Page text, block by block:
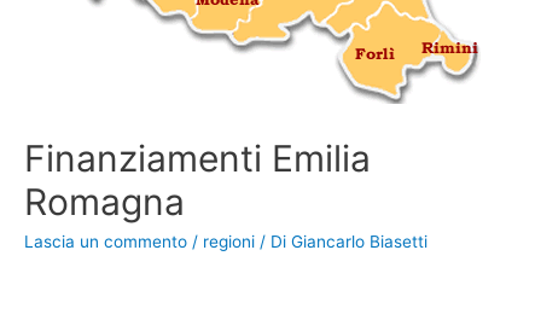
Finanziamenti Emilia
Romagna
Lascia un commento / regioni / Di Giancarlo Biasetti